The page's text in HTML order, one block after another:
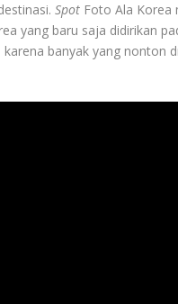
Spot Foto Ala Korea
yang baru saja didirikan
banyak yang nonton